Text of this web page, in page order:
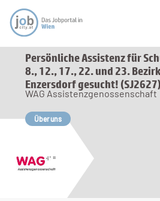
Persönliche Assistenz für
8., 12., 17., 22. und 23.
Enzersdorf gesucht! (SJ2627)
WAG Assistenzgenossenschaft
Über uns